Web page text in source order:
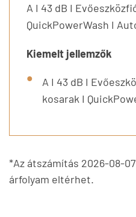
A I 43 dB I
QuickPowerWash I
Kiemelt jellemzők
A I 43 dB I
kosarak I
*Az átszámítás 2026-08-
árfolyam eltérhet.